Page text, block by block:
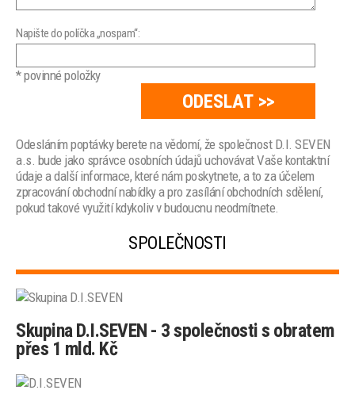
Napište do políčka „nospam“:
* povinné položky
Odesláním poptávky berete na vědomí, že společnost D.I. SEVEN
a.s. bude jako správce osobních údajů uchovávat Vaše kontaktní
údaje a další informace, které nám poskytnete, a to za účelem
zpracování obchodní nabídky a pro zasílání obchodních sdělení,
pokud takové využití kdykoliv v budoucnu neodmítnete.
SPOLEČNOSTI
Skupina D.I.SEVEN - 3 společnosti s obratem
přes 1 mld. Kč